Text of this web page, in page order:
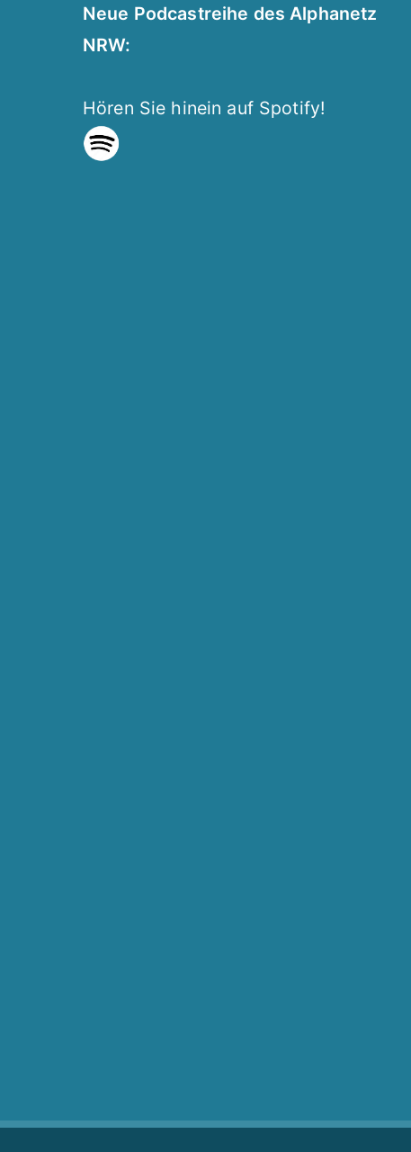
Neue Podcastreihe des Alphanetz
NRW:
Hören Sie hinein auf Spotify!